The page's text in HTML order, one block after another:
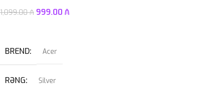
ZƏMANƏT MÜDDƏTI
1,099.00₼ 999.00 ₼
BREND Acer
RƏNG Silver